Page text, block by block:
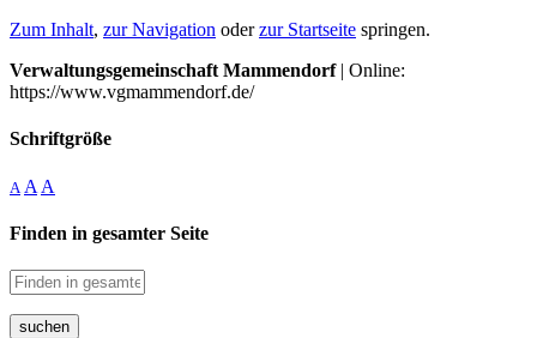
Zum Inhalt, zur Navigation oderzur Startseite springen.
Verwaltungsgemeinschaft Mammendorf| Online:
https://www.vgmammendorf.de/
Schriftgröße
A A A
Finden in gesamter Seite
suchen